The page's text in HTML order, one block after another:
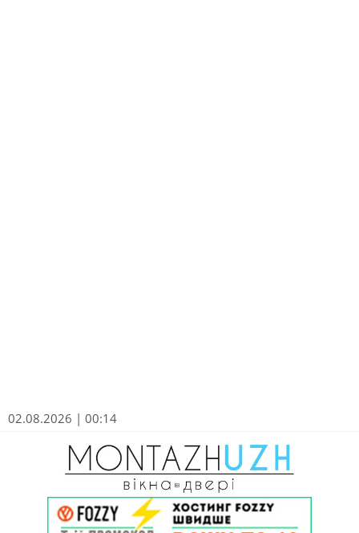
02.08.2026 | 00:14